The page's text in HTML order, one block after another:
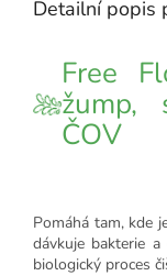
Detailní popis
Free
žump,
ČOV
Pomáhá tam, kde
dávkuje bakterie
biologický proces